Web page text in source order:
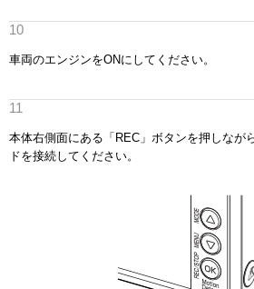
車両のエンジンをONにしてください。
本体右側面にある「REC」ボタンを押しなが
ドを接続してください。